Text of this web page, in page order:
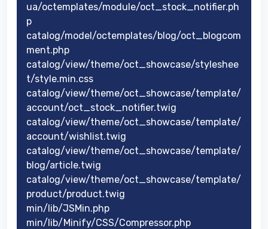
ua/octemplates/module/oct_stock_notifier.ph
p
catalog/model/octemplates/blog/oct_blogcom
ment.php
catalog/view/theme/oct_showcase/styleshee
t/style.min.css
catalog/view/theme/oct_showcase/template/
account/oct_stock_notifier.twig
catalog/view/theme/oct_showcase/template/
account/wishlist.twig
catalog/view/theme/oct_showcase/template/
blog/article.twig
catalog/view/theme/oct_showcase/template/
product/product.twig
min/lib/JSMin.php
min/lib/Minify/CSS/Compressor.php